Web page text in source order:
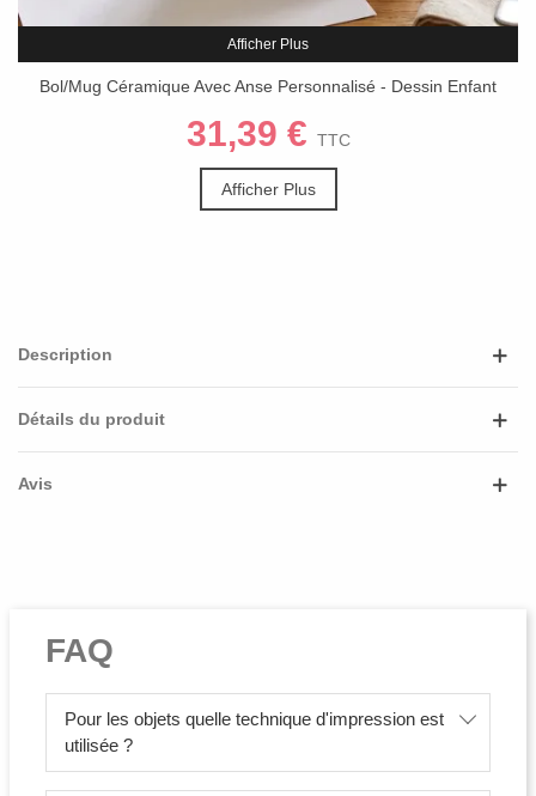
Afficher Plus
Bol/Mug Céramique Avec Anse Personnalisé - Dessin Enfant
31,39 € TTC
Afficher Plus
Description
Détails du produit
Avis
FAQ
Pour les objets quelle technique d'impression est
utilisée ?